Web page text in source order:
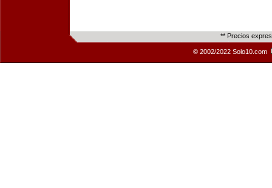
** Precios
© 2002/2022 Solo10.com